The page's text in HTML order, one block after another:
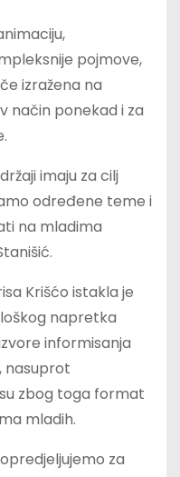
pojmove,
izražena na
način ponekad i za
imaju za cilj
određene teme i
na mladima
Krišćo istakla je
napretka
informisanja
nasuprot
zbog toga format
mladih.
za